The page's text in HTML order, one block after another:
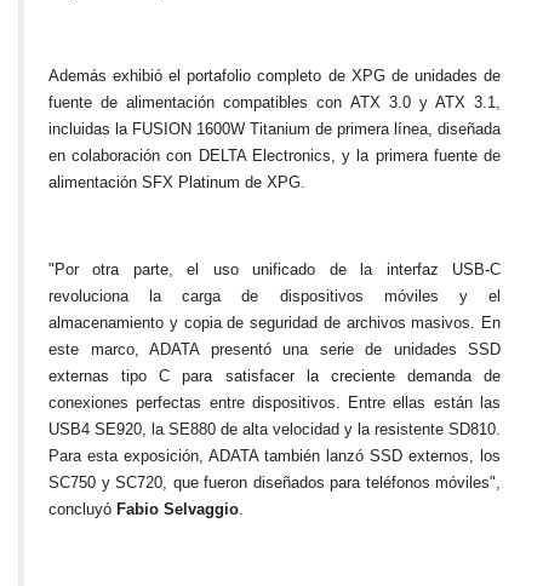
Además exhibió el portafolio completo de XPG de unidades de
fuente de alimentación compatibles con ATX 3.0 y ATX 3.1,
incluidas la FUSION 1600W Titanium de primera línea, diseñada
en colaboración con DELTA Electronics, y la primera fuente de
alimentación SFX Platinum de XPG.
"Por otra parte, el uso unificado de la interfaz USB-C
revoluciona la carga de dispositivos móviles y el
almacenamiento y copia de seguridad de archivos masivos. En
este marco, ADATA presentó una serie de unidades SSD
externas tipo C para satisfacer la creciente demanda de
conexiones perfectas entre dispositivos. Entre ellas están las
USB4 SE920, la SE880 de alta velocidad y la resistente SD810.
Para esta exposición, ADATA también lanzó SSD externos, los
SC750 y SC720, que fueron diseñados para teléfonos móviles",
concluyó Fabio Selvaggio.